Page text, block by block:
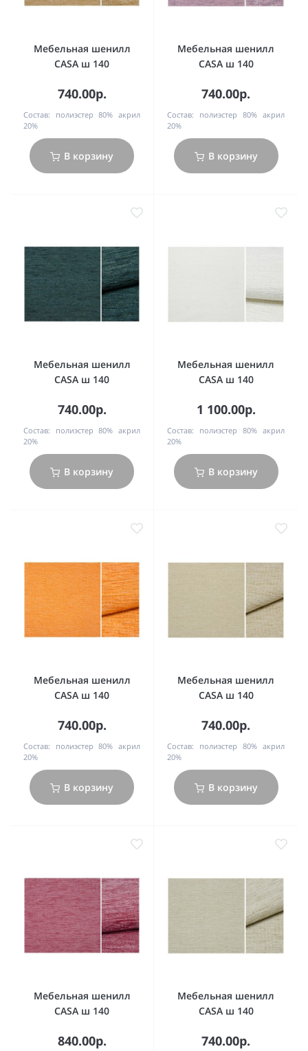
Мебельная шенилл
CASA ш 140
740.00р.
Состав:
полиэстер 80% акрил
20%
В корзину
Мебельная шенилл
CASA ш 140
740.00р.
Состав:
полиэстер 80% акрил
20%
В корзину
Мебельная шенилл
CASA ш 140
740.00р.
Состав:
полиэстер 80% акрил
20%
В корзину
Мебельная шенилл
CASA ш 140
1 100.00р.
Состав:
полиэстер 80% акрил
20%
В корзину
Мебельная шенилл
CASA ш 140
740.00р.
Состав:
полиэстер 80% акрил
20%
В корзину
Мебельная шенилл
CASA ш 140
740.00р.
Состав:
полиэстер 80% акрил
20%
В корзину
Мебельная шенилл
CASA ш 140
840.00р.
Мебельная шенилл
CASA ш 140
740.00р.